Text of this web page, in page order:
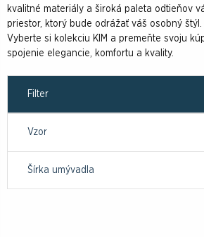
kvalitné materiály a široká paleta odtieňov
priestor, ktorý bude odrážať váš osobný štýl.
Vyberte si kolekciu KIM a premeňte svoju
spojenie elegancie, komfortu a kvality.
Filter
Vzor
Šírka umývadla